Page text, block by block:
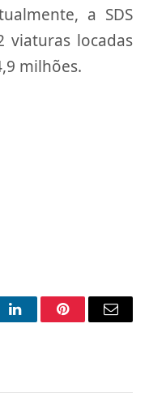
a SDS
viaturas locadas
milhões.
LinkedInPinterestEmail